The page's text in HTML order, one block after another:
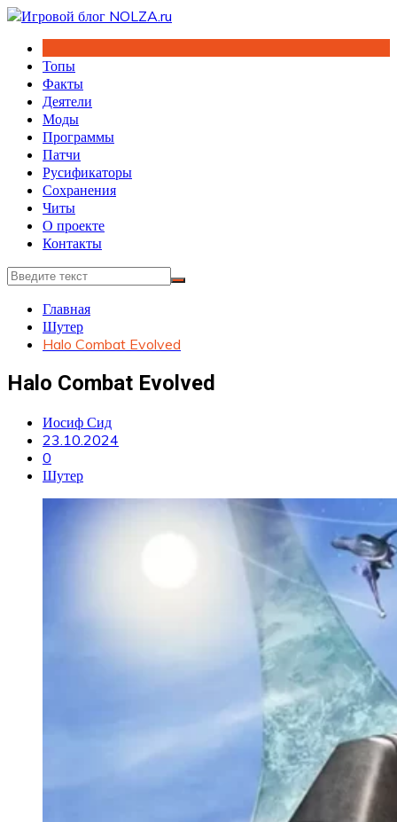
Перейти
содержимому
Топы
Факты
Деятели
Моды
Программы
Патчи
Русификаторы
Сохранения
Читы
О проекте
Контакты
Главная
Шутер
Halo Combat Evolved
Halo Combat Evolved
Иосиф Сид
23.10.2024
0
Шутер